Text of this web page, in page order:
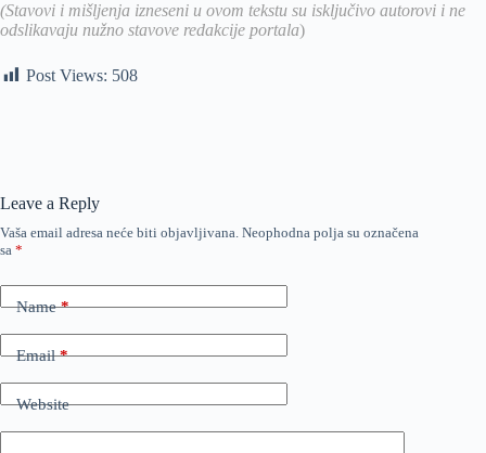
(Stavovi i mišljenja izneseni u ovom tekstu su isključivo autorovi i ne
odslikavaju nužno stavove redakcije portala)
Post Views: 508
Leave a Reply
Vaša email adresa neće biti objavljivana. Neophodna polja su označena
sa *
Name*
Email*
Website